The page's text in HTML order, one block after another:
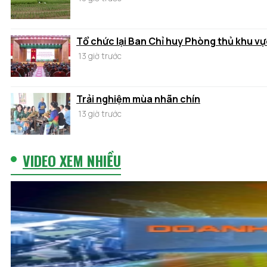
Tổ chức lại Ban Chỉ huy Phòng thủ khu
13 giờ trước
Trải nghiệm mùa nhãn chín
13 giờ trước
VIDEO XEM NHIỀU